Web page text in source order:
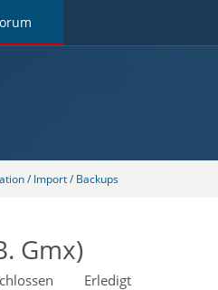
/ Import / Backups
Gmx)
Erledigt